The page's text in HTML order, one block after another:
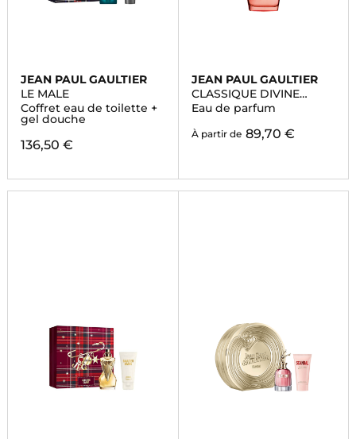
JEAN PAUL GAULTIER
LE MALE
Coffret eau de toilette +
gel douche
136,50 €
JEAN PAUL GAULTIER
CLASSIQUE DIVINE
COUTURE
Eau de parfum
À partir de 89,70 €